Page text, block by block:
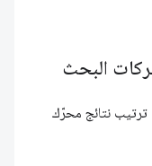
البحث
نتائج محرّك